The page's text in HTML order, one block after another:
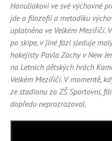
Hanuliakovi ve své výchovné
jde o filozofii a metodiku
uplatněna ve Velkém Meziříčí.
po skipe, v jiné fázi sleduje
hokejisty Pavla Zachy v New
na Letních dětských hrách
Velkém Meziříčí. V momentě,
ze stadionu za ZŠ Sportovní,
dopředu neprozrazoval.